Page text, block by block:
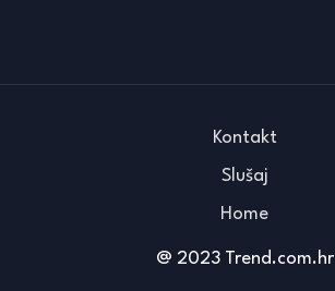
@ 2023 Trend.com.hr
Kontakt
Slušaj
Home